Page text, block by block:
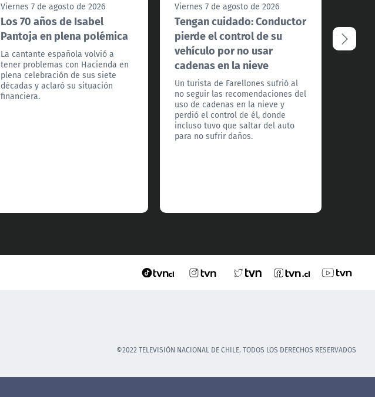
Viernes 7 de agosto de 2026
Los 70 años de Isabel
Pantoja en plena polémica
La cantante española volvió a
tener problemas con Hacienda en
plena celebración de sus siete
décadas y aclaró su situación
financiera.
Viernes 7 de agosto de 2026
Tengan cuidado: Conductor
pierde el control de su
vehículo por no usar
cadenas en la nieve
Un turista de Farellones sufrió al
no seguir las recomendaciones del
uso de cadenas en la nieve y
perdió el control de él, donde
incluso tuvo que saltar del auto
para no sufrir daños.
©2022 TELEVISIÓN NACIONAL DE CHILE. TODOS LOS DERECHOS RESERVADOS